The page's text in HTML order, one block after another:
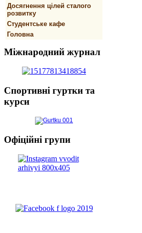
Досягнення цілей сталого
розвитку
Студентське кафе
Головна
Міжнародний журнал
Спортивнi гуртки та
курси
Офіційні групи